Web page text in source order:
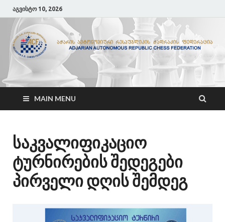
აგვისტო 10, 2026
ACF
აჭარის ჭადრაკის ფედერაცია
MAIN MENU
საკვალიფიკაციო
ტურნირების შედეგები
პირველი დღის შემდეგ